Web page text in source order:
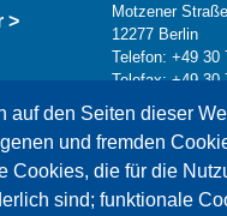
auf den Seiten dieser
und fremden
Cookies, die für die
sind; funktionale
>
Motzener
12277 Berlin
Telefon: +49 30
Telefax: +49 30